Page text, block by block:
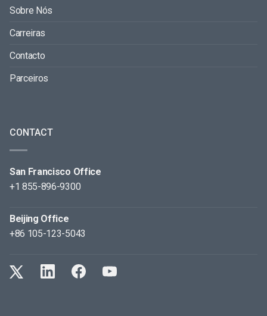
Sobre Nós
Carreiras
Contacto
Parceiros
CONTACT
San Francisco Office
+1 855-896-9300
Beijing Office
+86 105-123-5043